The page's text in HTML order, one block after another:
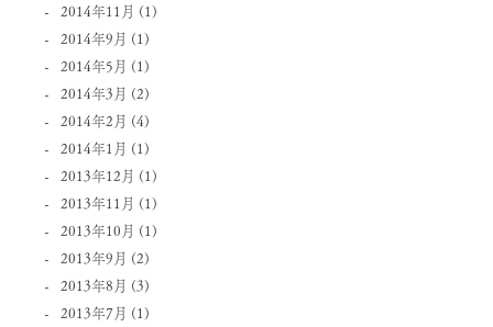
2014年11月 (1)
2014年9月 (1)
2014年5月 (1)
2014年3月 (2)
2014年2月 (4)
2014年1月 (1)
2013年12月 (1)
2013年11月 (1)
2013年10月 (1)
2013年9月 (2)
2013年8月 (3)
2013年7月 (1)